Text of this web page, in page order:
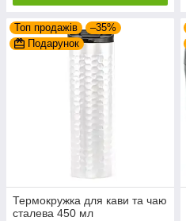
Топ продажів
–35%
Подарунок
Термокружка для кави та чаю
сталева 450 мл